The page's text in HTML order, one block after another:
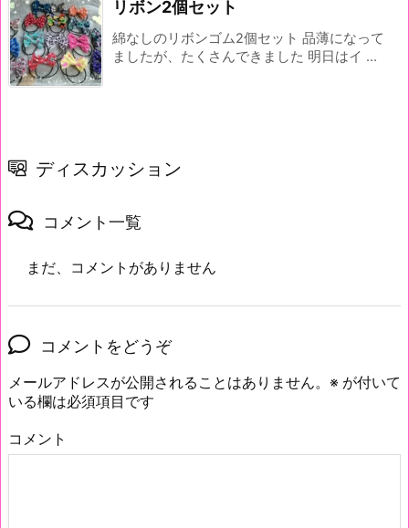
リボン2個セット
綿なしのリボンゴム2個セット 品薄になって
ましたが、たくさんできました 明日はイ ...
ディスカッション
コメント一覧
まだ、コメントがありません
コメントをどうぞ
メールアドレスが公開されることはありません。 ※ が付いて
いる欄は必須項目です
コメント